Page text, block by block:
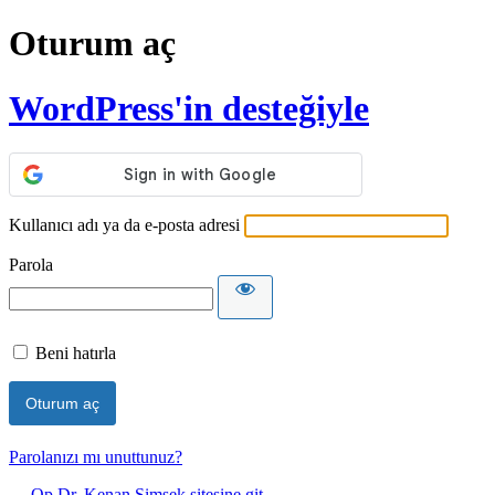
Oturum aç
WordPress'in desteğiyle
Kullanıcı adı ya da e-posta adresi
Parola
Beni hatırla
Parolanızı mı unuttunuz?